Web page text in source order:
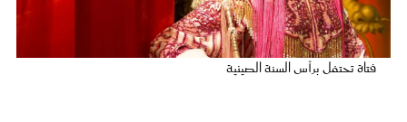
فتاة تحتفل برأس السنة الصينية